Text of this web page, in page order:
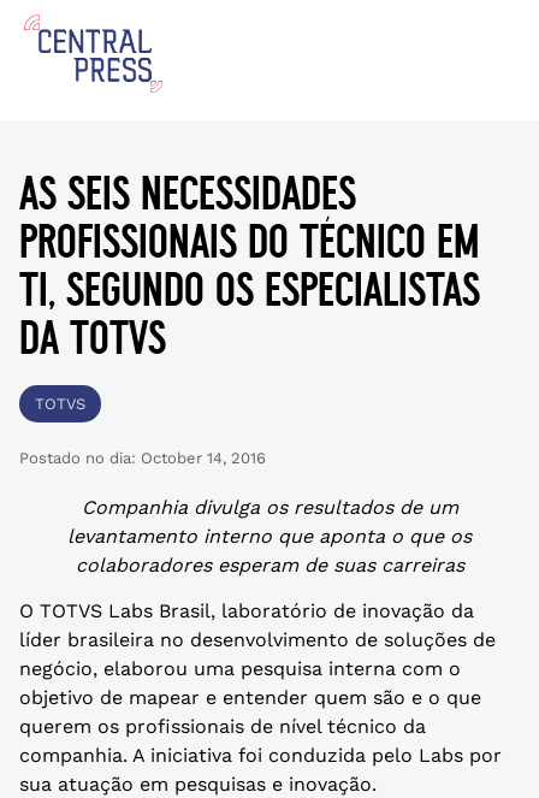
as seis necessidades
profissionais do técnico em
ti, segundo os especialistas
da totvs
TOTVS
Postado no dia: October 14, 2016
Companhia divulga os resultados de um
levantamento interno que aponta o que os
colaboradores esperam de suas carreiras
O TOTVS Labs Brasil, laboratório de inovação da
líder brasileira no desenvolvimento de soluções de
negócio, elaborou uma pesquisa interna com o
objetivo de mapear e entender quem são e o que
querem os profissionais de nível técnico da
companhia. A iniciativa foi conduzida pelo Labs por
sua atuação em pesquisas e inovação.